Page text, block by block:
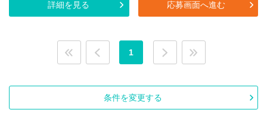
詳細を見る 応募画面へ進む
1
条件を変更する